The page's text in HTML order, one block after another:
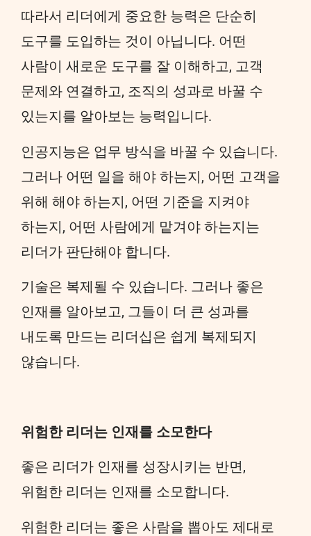
따라서 리더에게 중요한 능력은 단순히
도구를 도입하는 것이 아닙니다. 어떤
사람이 새로운 도구를 잘 이해하고, 고객
문제와 연결하고, 조직의 성과로 바꿀 수
있는지를 알아보는 능력입니다.
인공지능은 업무 방식을 바꿀 수 있습니다.
그러나 어떤 일을 해야 하는지, 어떤 고객을
위해 해야 하는지, 어떤 기준을 지켜야
하는지, 어떤 사람에게 맡겨야 하는지는
리더가 판단해야 합니다.
기술은 복제될 수 있습니다. 그러나 좋은
인재를 알아보고, 그들이 더 큰 성과를
내도록 만드는 리더십은 쉽게 복제되지
않습니다.
위험한 리더는 인재를 소모한다
좋은 리더가 인재를 성장시키는 반면,
위험한 리더는 인재를 소모합니다.
위험한 리더는 좋은 사람을 뽑아도 제대로